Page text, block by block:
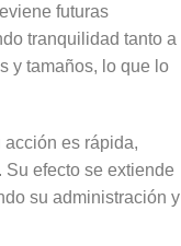
futuras
tranquilidad tanto a
y tamaños, lo que lo
es rápida,
efecto se extiende
su administración y